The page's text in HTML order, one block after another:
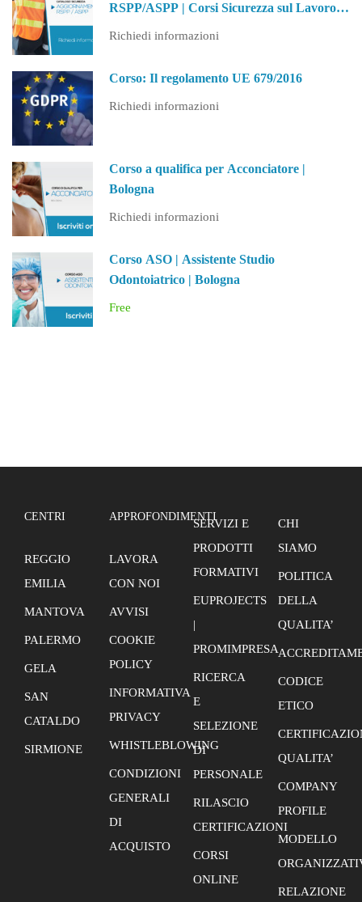
RSPP/ASPP | Corsi Sicurezza sul Lavoro
Richiedi informazioni
Corso: Il regolamento UE 679/2016
Richiedi informazioni
Corso a qualifica per Acconciatore |
Bologna
Richiedi informazioni
Corso ASO | Assistente Studio
Odontoiatrico | Bologna
Free
CENTRI
REGGIO
EMILIA
MANTOVA
PALERMO
GELA
SAN
CATALDO
SIRMIONE
APPROFONDIMENTI
LAVORA
CON NOI
AVVISI
COOKIE
POLICY
INFORMATIVA
PRIVACY
WHISTLEBLOWING
CONDIZIONI
GENERALI
DI
ACQUISTO
SERVIZI E
PRODOTTI
FORMATIVI
EUPROJECTS
|
PROMIMPRESA
RICERCA
E
SELEZIONE
DI
PERSONALE
RILASCIO
CERTIFICAZIONI
CORSI
ONLINE
CHI
SIAMO
POLITICA
DELLA
QUALITA’
CODICE
ETICO
QUALITA’
COMPANY
PROFILE
MODELLO
RELAZIONE